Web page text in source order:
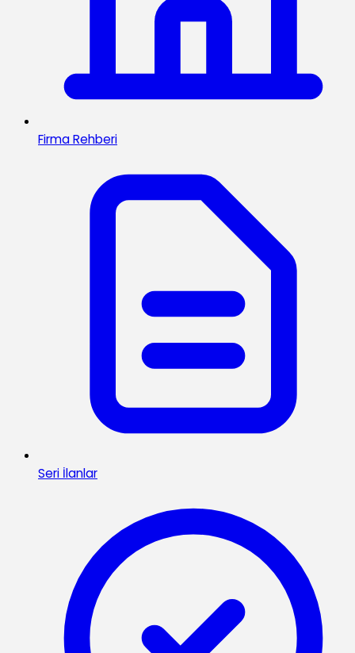
Firma Rehberi
Seri İlanlar